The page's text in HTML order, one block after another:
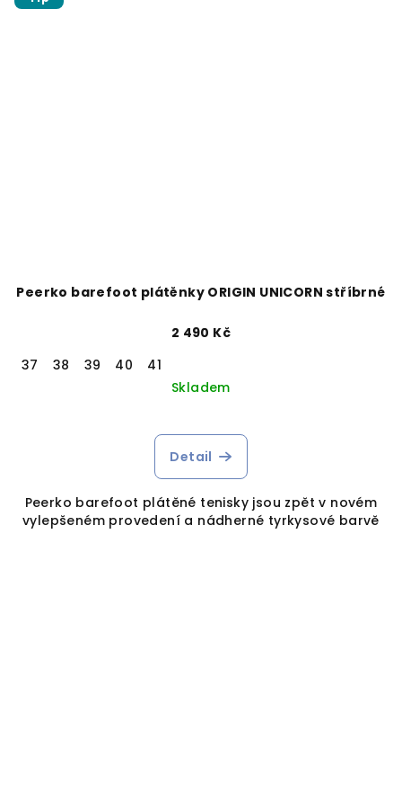
Peerko barefoot plátěnky ORIGIN UNICORN stříbrné
2 490 Kč
37
38 39 40
41
Skladem
Detail
Peerko barefoot plátěné tenisky jsou zpět v novém
vylepšeném provedení a nádherné tyrkysové barvě